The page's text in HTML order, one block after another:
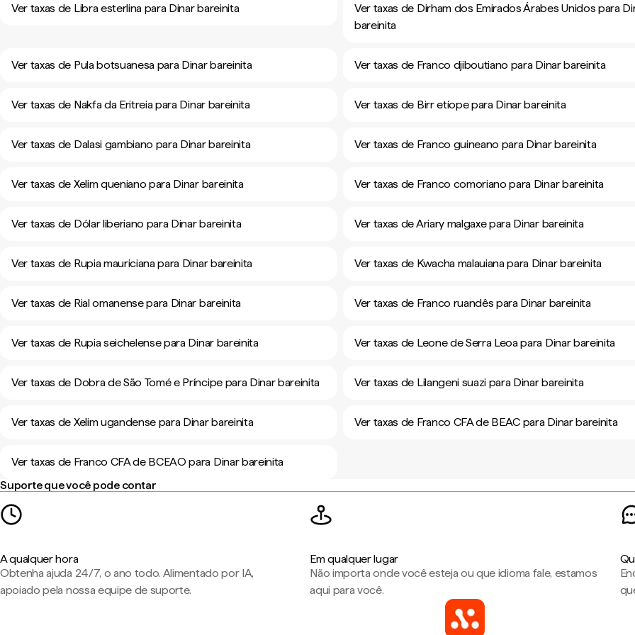
Ver taxas de Libra esterlina para Dinar bareinita
Ver taxas de Dirham dos Emirados Árabes Unidos para
bareinita
Ver taxas de Pula botsuanesa para Dinar bareinita Ver taxas de Franco djiboutiano para Dinar bareinita
Ver taxas de Nakfa da Eritreia para Dinar bareinita Ver taxas de Birr etíope para Dinar bareinita
Ver taxas de Dalasi gambiano para Dinar bareinita Ver taxas de Franco guineano para Dinar bareinita
Ver taxas de Xelim queniano para Dinar bareinita Ver taxas de Franco comoriano para Dinar bareinita
Ver taxas de Dólar liberiano para Dinar bareinita Ver taxas de Ariary malgaxe para Dinar bareinita
Ver taxas de Rupia mauriciana para Dinar bareinita Ver taxas de Kwacha malauiana para Dinar bareinita
Ver taxas de Rial omanense para Dinar bareinita Ver taxas de Franco ruandês para Dinar bareinita
Ver taxas de Rupia seichelense para Dinar bareinita Ver taxas de Leone de Serra Leoa para Dinar bareinita
Ver taxas de Dobra de São Tomé e Príncipe para Dinar bareinita Ver taxas de Lilangeni suazi para Dinar bareinita
Ver taxas de Xelim ugandense para Dinar bareinita Ver taxas de Franco CFA de BEAC para Dinar bareinita
Ver taxas de Franco CFA de BCEAO para Dinar bareinita
Suporte que você pode contar
A qualquer hora
Obtenha ajuda 24/7, o ano todo. Alimentado por IA,
apoiado pela nossa equipe de suporte.
Em qualquer lugar
Não importa onde você esteja ou que idioma fale, estamos
aqui para você.